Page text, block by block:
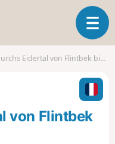
T
o
g
l
n
a
Eidertal von Flintbek bis Bordesholm
von Flintbek